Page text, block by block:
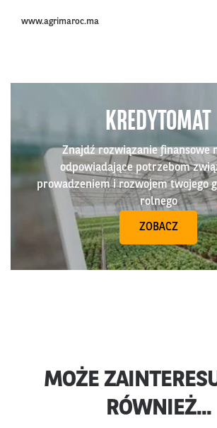
www.agrimaroc.ma
KREDYTOMAT
Znajdź rozwiązanie finansowe
odpowiadające potrzebom
prowadzeniem i rozwojem twojego
rolnego
ZOBACZ
MOŻE
RÓWNIEŻ...